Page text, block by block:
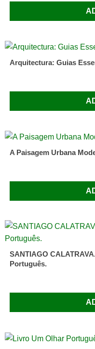
Arquitectura: Guias
A Paisagem Urbana
SANTIAGO
Português.